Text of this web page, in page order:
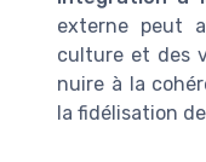
externe peut
culture et des
nuire à la
la fidélisation